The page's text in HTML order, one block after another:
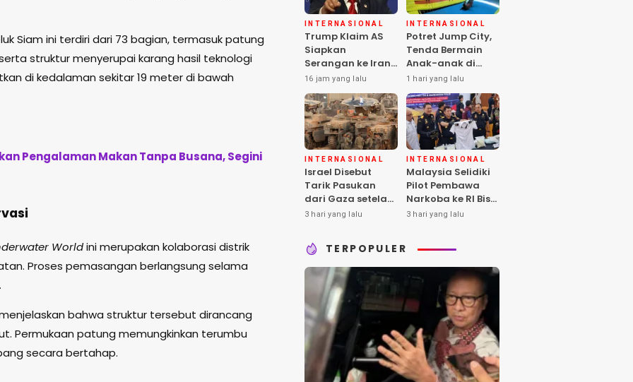
Siam ini terdiri dari 73 bagian, termasuk patung
struktur menyerupai karang hasil teknologi
di kedalaman sekitar 19 meter di bawah
Pengalaman Makan Tanpa Busana, Segini
Worldini merupakan kolaborasi distrik
Proses pemasangan berlangsung selama
bahwa struktur tersebut dirancang
Permukaan patung memungkinkan terumbu
secara bertahap.
INTERNASIONAL
Trump Klaim AS
Siapkan
Serangan ke Iran
Terbesar sejak
Perang Dunia II
16 jam yang lalu
INTERNASIONAL
Potret Jump City,
Tenda Bermain
Anak-anak di
Tengah Perang
Gaza
1 hari yang lalu
INTERNASIONAL
Israel Disebut
Tarik Pasukan
dari Gaza setelah
Hamas Selesai
3 hari yang lalu
INTERNASIONAL
Malaysia Selidiki
Pilot Pembawa
Narkoba ke RI Bisa
Lolos Pemeriksaan
3 hari yang lalu
TERPOPULER